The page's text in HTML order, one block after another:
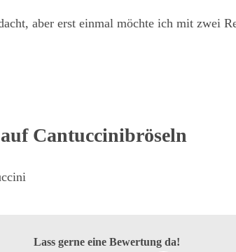
aber erst einmal möchte ich mit zwei
Cantuccinibröseln
Lass gerne eine Bewertung da!